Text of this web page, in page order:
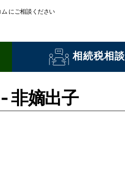
にご相談ください
相続税相談
非嫡出子